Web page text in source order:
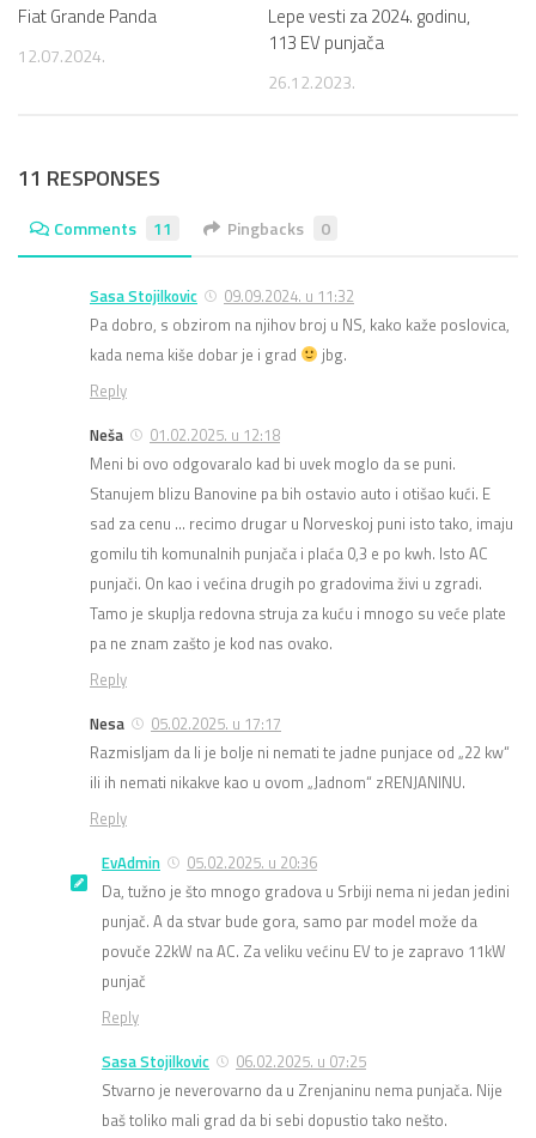
Fiat Grande Panda
12.07.2024.
Lepe vesti za 2024. godinu,
113 EV punjača
26.12.2023.
11 RESPONSES
Comments 11 Pingbacks 0
Sasa Stojilkovic
09.09.2024. u 11:32
Pa dobro, s obzirom na njihov broj u NS, kako kaže poslovica,
kada nema kiše dobar je i grad
jbg.
Reply
Neša
01.02.2025. u 12:18
Meni bi ovo odgovaralo kad bi uvek moglo da se puni.
Stanujem blizu Banovine pa bih ostavio auto i otišao kući. E
sad za cenu … recimo drugar u Norveskoj puni isto tako, imaju
gomilu tih komunalnih punjača i plaća 0,3 e po kwh. Isto AC
punjači. On kao i većina drugih po gradovima živi u zgradi.
Tamo je skuplja redovna struja za kuću i mnogo su veće plate
pa ne znam zašto je kod nas ovako.
Reply
Nesa
05.02.2025. u 17:17
Razmisljam da li je bolje ni nemati te jadne punjace od „22 kw“
ili ih nemati nikakve kao u ovom „Jadnom“ zRENJANINU.
Reply
EvAdmin
05.02.2025. u 20:36
Da, tužno je što mnogo gradova u Srbiji nema ni jedan jedini
punjač. A da stvar bude gora, samo par model može da
povuče 22kW na AC. Za veliku većinu EV to je zapravo 11kW
punjač
Reply
Sasa Stojilkovic
06.02.2025. u 07:25
Stvarno je neverovarno da u Zrenjaninu nema punjača. Nije
baš toliko mali grad da bi sebi dopustio tako nešto.